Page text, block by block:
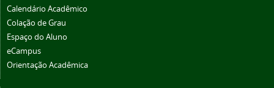
Calendário Acadêmico
Colação de Grau
Espaço do Aluno
eCampus
Orientação Acadêmica